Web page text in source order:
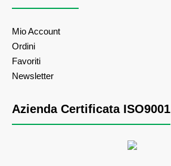
Mio Account
Ordini
Favoriti
Newsletter
Azienda Certificata ISO9001